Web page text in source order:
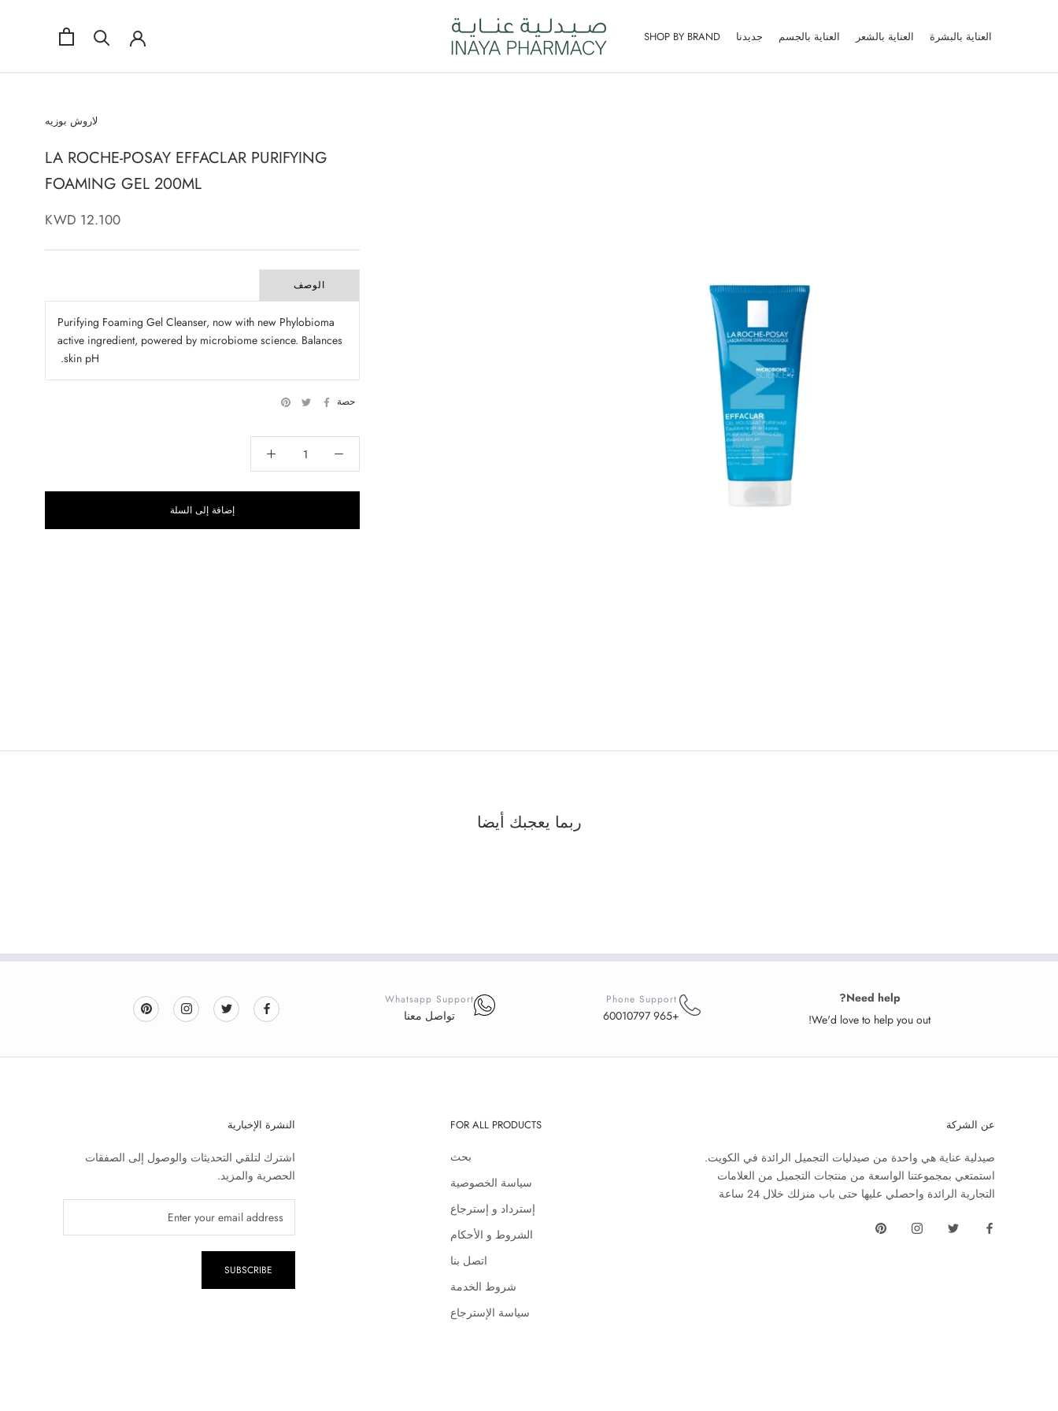
العناية بالبشرة
العناية بالشعر
العناية بالجسم
جديدنا
SHOP BY BRAND
لاروش بوزيه
LA ROCHE-POSAY EFFACLAR PURIFYING
FOAMING GEL 200ML
12.100 KWD
الوصف
Purifying Foaming Gel Cleanser, now with new Phylobioma
active ingredient, powered by microbiome science. Balances
skin pH.
حصة
إضافة إلى السلة
ربما يعجبك أيضا
Need help?
We'd love to help you out!
Phone Support
+965 60010797
Whatsapp Support
تواصل معنا
عن الشركة
صيدلية عناية هي واحدة من صيدليات التجميل الرائدة في الكويت.
استمتعي بمجموعتنا الواسعة من منتجات التجميل من العلامات
التجارية الرائدة واحصلي عليها حتى باب منزلك خلال 24 ساعة
FOR ALL PRODUCTS
بحث
سياسة الخصوصية
إسترداد و إسترجاع
الشروط و الأحكام
اتصل بنا
شروط الخدمة
سياسة الإسترجاع
النشرة الإخبارية
اشترك لتلقي التحديثات والوصول إلى الصفقات
الحصرية والمزيد.
SUBSCRIBE